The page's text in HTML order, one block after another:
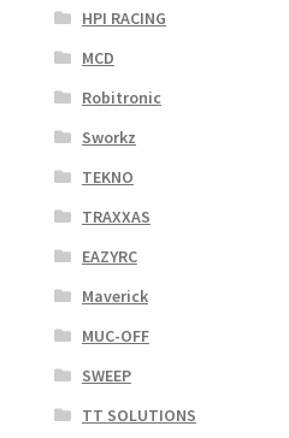
HPI RACING
MCD
Robitronic
Sworkz
TEKNO
TRAXXAS
EAZYRC
Maverick
MUC-OFF
SWEEP
TT SOLUTIONS